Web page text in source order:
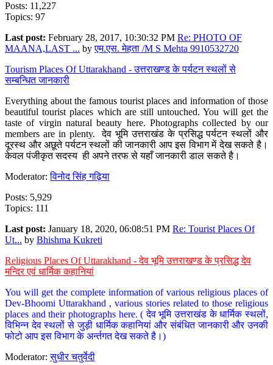
Posts: 11,227
Topics: 97
Last post: February 28, 2017, 10:30:32 PM Re: PHOTO OF
MAANA,LAST ... byएम.एस. मेहता /M S Mehta 9910532720
Tourism Places Of Uttarakhand - उत्तराखण्ड के पर्यटन स्थलों से
सम्बन्धित जानकारी
Everything about the famous tourist places and information of those
beautiful tourist places which are still untouched. You will get the
taste of virgin natural beauty here. Photographs collected by our
members are in plenty. देव भूमि उत्तराखंड के प्रसिद्ध पर्यटन स्थलों और
दूरस्थ और अछूते पर्यटन स्थलों की जानकारी आप इस विभाग में देख सकते है।
केवल पंजीकृत सदस्य ही अपने तरफ से यहाँ जानकारी डाल सकते है।
Moderator:विनोद सिंह गढ़िया
Posts: 5,929
Topics: 111
Last post: January 18, 2020, 06:08:51 PM Re: Tourist Places Of
Ut... by Bhishma Kukreti
Religious Places Of Uttarakhand - देव भूमि उत्तराखण्ड के प्रसिद्ध देव
मन्दिर एवं धार्मिक कहानियां
You will get the complete information of various religious places of
Dev-Bhoomi Uttarakhand , various stories related to those religious
places and their photographs here. ( देव भूमि उत्तराखंड के धार्मिक स्थलों,
विभिन्न देव स्थलों से जुड़ी धार्मिक कहानियां और संबंधित जानकारी और उनकी
फोटो आप इस विभाग के अर्न्तगत देख सकते है।)
Moderator:सुधीर चतुर्वेदी